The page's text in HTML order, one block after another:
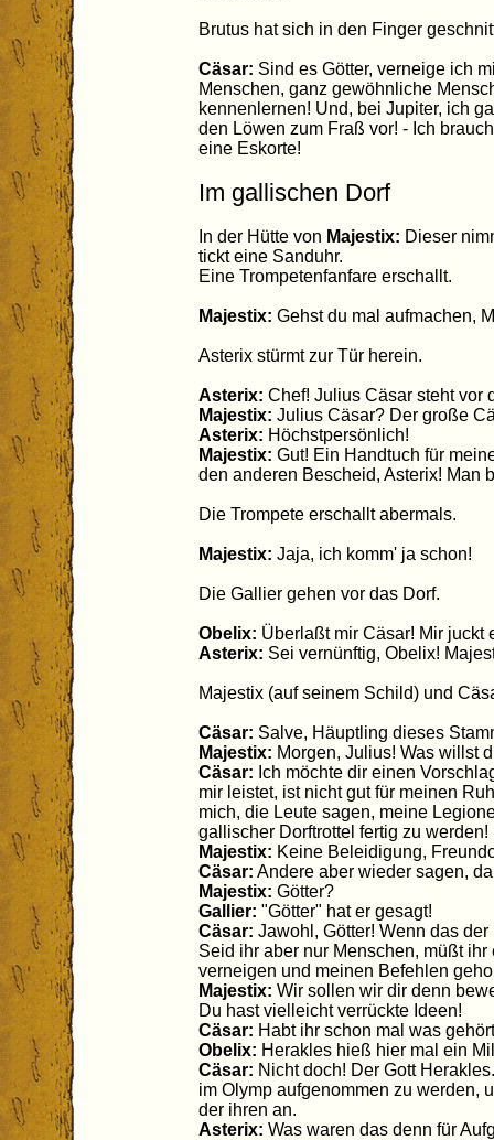
Brutus hat sich in den Finger
Cäsar: Sind es Götter, verneige ich
Menschen, ganz gewöhnliche
kennenlernen! Und, bei Jupiter, ich
den Löwen zum Fraß vor! - Ich
eine Eskorte!
Im gallischen Dorf
In der Hütte von Majestix: Dieser
tickt eine Sanduhr.
Eine Trompetenfanfare erschallt.
Majestix: Gehst du mal aufmachen,
Asterix stürmt zur Tür herein.
Asterix: Chef! Julius Cäsar steht vor
Majestix: Julius Cäsar? Der große
Asterix: Höchstpersönlich!
Majestix: Gut! Ein Handtuch für
den anderen Bescheid, Asterix! Man
Die Trompete erschallt abermals.
Majestix: Jaja, ich komm' ja schon!
Die Gallier gehen vor das Dorf.
Obelix: Überlaßt mir Cäsar! Mir juckt
Asterix: Sei vernünftig, Obelix!
Majestix (auf seinem Schild) und
Cäsar: Salve, Häuptling dieses
Majestix: Morgen, Julius! Was willst
Cäsar: Ich möchte dir einen
mir leistet, ist nicht gut für meinen
mich, die Leute sagen, meine
gallischer Dorftrottel fertig zu werden!
Majestix: Keine Beleidigung,
Cäsar: Andere aber wieder sagen,
Majestix: Götter?
Gallier: "Götter" hat er gesagt!
Cäsar: Jawohl, Götter! Wenn das
Seid ihr aber nur Menschen, müßt
verneigen und meinen Befehlen
Majestix: Wir sollen wir dir denn
Du hast vielleicht verrückte Ideen!
Cäsar: Habt ihr schon mal was
Obelix: Herakles hieß hier mal ein
Cäsar: Nicht doch! Der Gott
im Olymp aufgenommen zu werden,
der ihren an.
Asterix: Was waren das denn für